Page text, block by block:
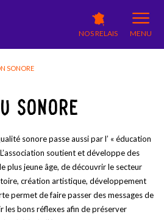
NOS RELAIS MENU
SONORE
SONORE
sonore passe aussi par l’ « éducation
soutient et développe des
plus jeune âge, de découvrir le secteur
création artistique, développement
permet de faire passer des messages de
les bons réflexes afin de préserver